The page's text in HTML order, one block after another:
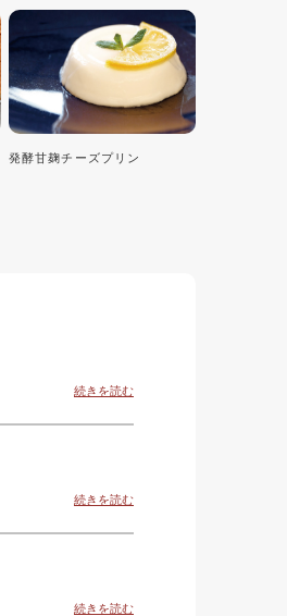
発酵甘麹チーズプリン
続きを読む
続きを読む
続きを読む